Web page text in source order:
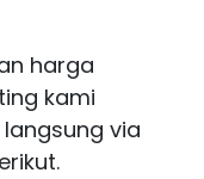
harga
kami
via